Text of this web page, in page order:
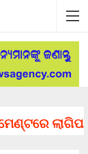
ଲାଗିପାରେ